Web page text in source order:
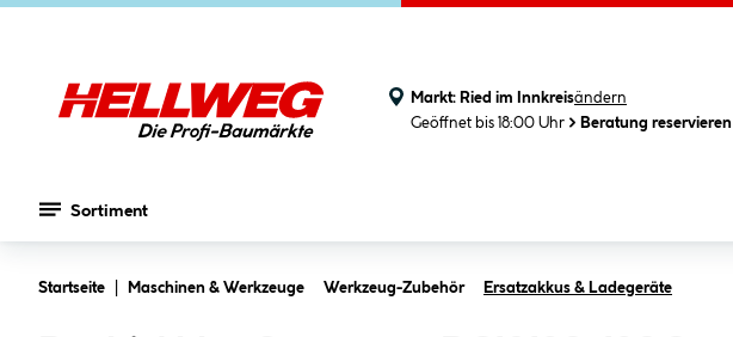
Markt: Ried im Innkreisändern
Geöffnet bis 18:00 Uhr
Beratung reservieren
Sortiment
Startseite Maschinen & Werkzeuge Werkzeug-Zubehör Ersatzakkus & Ladegeräte